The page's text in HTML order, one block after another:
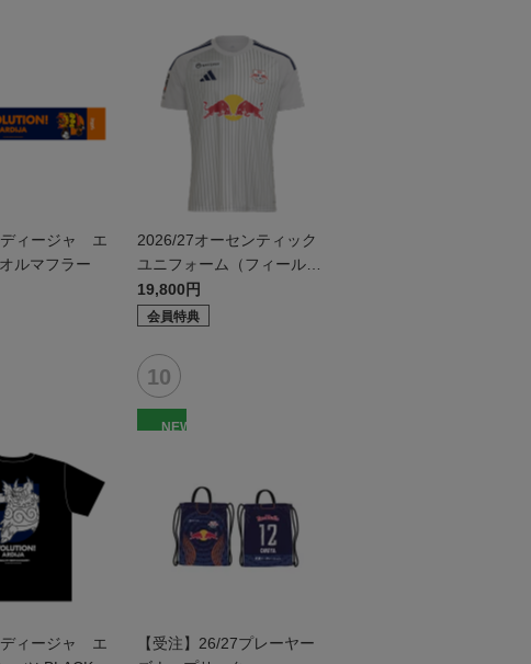
ディージャ エ
ルマフラー
2026/27オーセンティック
ユニフォーム（フィールド
2nd）
19,800円
会員特典
ディージャ エ
NEW
【受注】26/27プレーヤー